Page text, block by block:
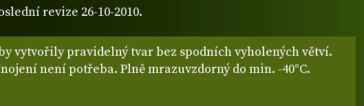
revize 26-10-2010.
vytvořily pravidelný tvar bez spodních vyholených větví.
Hnojení není potřeba. Plně mrazuvzdorný do min. -40°C.